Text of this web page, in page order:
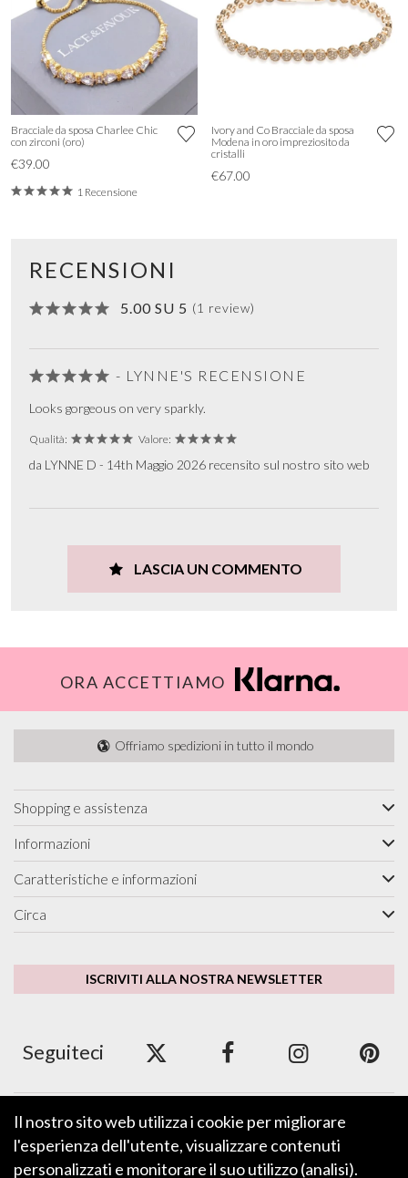
Bracciale da sposa Charlee Chic
con zirconi (oro)
€39.00
1 Recensione
Ivory and Co Bracciale da sposa
Modena in oro impreziosito da
cristalli
€67.00
RECENSIONI
5.00 SU 5 (1 review)
- LYNNE'S RECENSIONE
Looks gorgeous on very sparkly.
Qualità: Valore:
da LYNNE D - 14th Maggio 2026 recensito sul nostro sito web
LASCIA UN COMMENTO
ORA ACCETTIAMO
Offriamo spedizioni in tutto il mondo
Shopping e assistenza
Informazioni
Caratteristiche e informazioni
Circa
ISCRIVITI ALLA NOSTRA NEWSLETTER
Seguiteci
Accettiamo ApplePay, GooglePay, PayPal e carte di
Il nostro sito web utilizza i cookie per migliorare
l'esperienza dell'utente, visualizzare contenuti
personalizzati e monitorare il suo utilizzo (analisi).